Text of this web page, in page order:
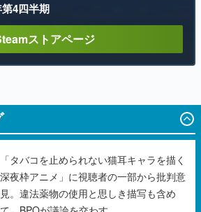
4四半期
ストアページ
「タバコを止められない猫耳キャラを描く
深夜枠アニメ」に視聴者の一部から批判意
見。違法薬物の使用と思しき描写も含め